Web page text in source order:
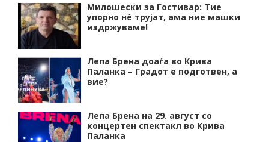
Милошески за Гостивар: Тие
упорно нѐ трујат, ама ние машки
издржуваме!
Лепа Брена доаѓа во Крива
Паланка – Градот е подготвен, а
вие?
Лепа Брена на 29. август со
концертен спектакл во Крива
Паланка